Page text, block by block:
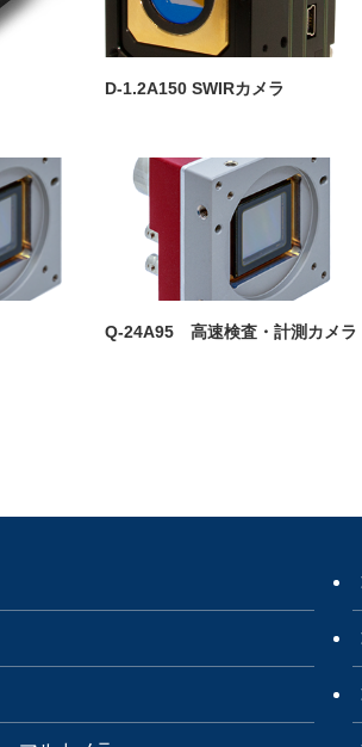
D-1.2A150 SWIRカメラ
Q-24A95 高速検査・計測カメラ